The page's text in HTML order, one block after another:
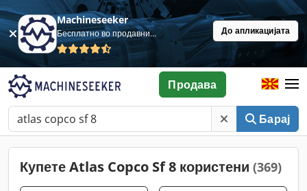
Machineseeker
Бесплатно во продавница До апликацијата
Барај
Продава
Купете Atlas Copco Sf 8 користени (369)